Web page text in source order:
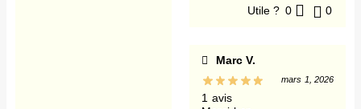
Utile ? 0 0
Marc V.
1 avis
mars 1, 2026